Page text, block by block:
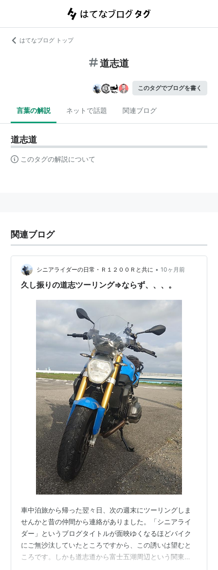
はてなブログ トップ
道志道
このタグでブログを書く
言葉の解説 ネットで話題 関連ブログ
道志道
このタグの解説について
関連ブログ
シニアライダーの日常・Ｒ１２００Ｒと共に • 10ヶ月前
久し振りの道志ツーリング⇒ならず、、、。
車中泊旅から帰った翌々日、次の週末にツーリングしま
せんかと昔の仲間から連絡がありました。「シニアライ
ダー」というブログタイトルが面映ゆくなるほどバイク
にご無沙汰していたところですから、この誘いは望むと
ころです。しかも道志道から富士五湖周辺という関東圏